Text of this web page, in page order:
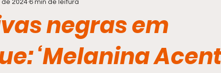
Policial Brasil
Economia e Tecnologia
negras em
‘Melanina
de 2024 6 min de leitura